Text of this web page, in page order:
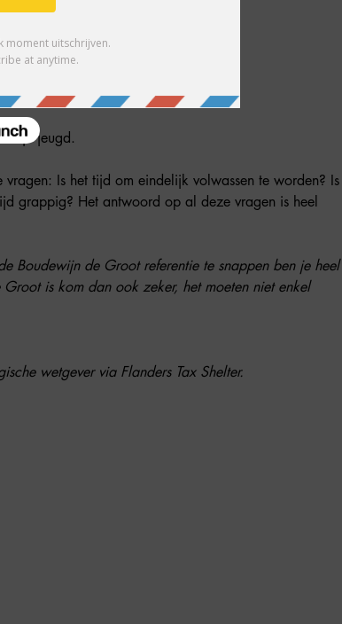
zijn jeugd.
grappig? Het antwoord op al deze vragen is heel
Boudewijn de Groot referentie te snappen ben je heel
is kom dan ook zeker, het moeten niet enkel
wetgever via Flanders Tax Shelter.